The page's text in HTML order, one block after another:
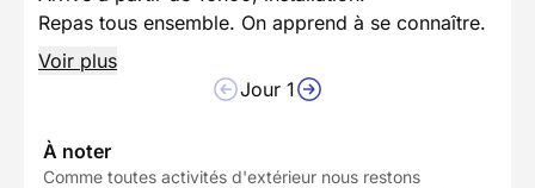
Repas tous ensemble. On apprend à se connaître.
Voir plus
Jour 1
À noter
Comme toutes activités d'extérieur nous restons